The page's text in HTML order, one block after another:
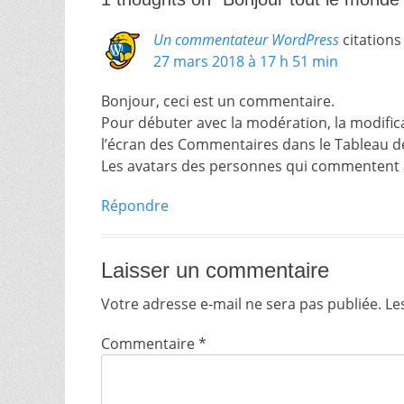
Un commentateur WordPress
27 mars 2018 à 17 h 51 min
Bonjour, ceci est un commentaire.
Pour débuter avec la modération, la
l’écran des Commentaires dans le Tableau
Les avatars des personnes qui
Répondre
Laisser un commentaire
Votre adresse e-mail ne sera pas publiée.
Commentaire*